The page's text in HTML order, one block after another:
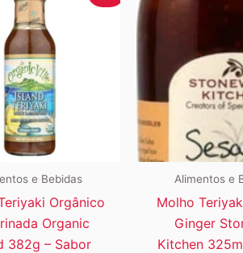
e Bebidas
Orgânico
Organic
382g – Sabor
Alimentos e
Molho
Ginger
Kitchen